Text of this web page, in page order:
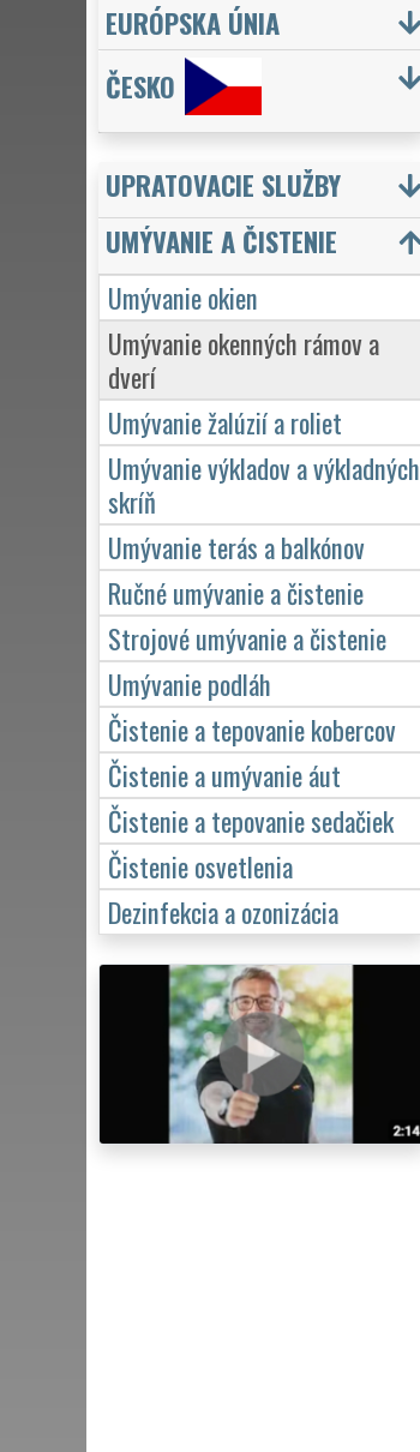
EURÓPSKA ÚNIA
ČESKO
UPRATOVACIE SLUŽBY
UMÝVANIE A ČISTENIE
Umývanie okien
Umývanie okenných rámov a
dverí
Umývanie žalúzií a roliet
Umývanie výkladov a výkladných
skríň
Umývanie terás a balkónov
Ručné umývanie a čistenie
Strojové umývanie a čistenie
Umývanie podláh
Čistenie a tepovanie kobercov
Čistenie a umývanie áut
Čistenie a tepovanie sedačiek
Čistenie osvetlenia
Dezinfekcia a ozonizácia